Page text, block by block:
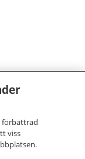
förbättrad
viss